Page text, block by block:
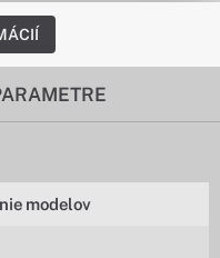
modelov